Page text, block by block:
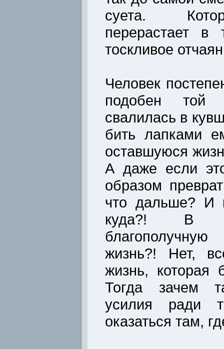
суета.
перерастает в
тоскливое
Человек
подобен той
свалилась в
бить лапками
оставшуюся
А даже если
образом
что дальше? И
куда?! В
жизнь?! Нет,
жизнь, которая
Тогда зачем
усилия ради
оказаться там,